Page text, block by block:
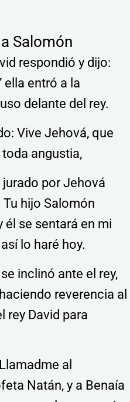
Salomón
respondió y dijo:
ella entró a la
delante del rey.
Vive Jehová, que
angustia,
por Jehová
hijo Salomón
él se sentará en mi
lo haré hoy.
inclinó ante el rey,
reverencia al
rey David para
al
Natán, y a Benaía